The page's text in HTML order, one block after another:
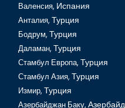
Уникальный
Валенсия, Испания
Анталия, Турция
Бодрум, Турция
Даламан, Турция
Стамбул Европа, Турция
Стамбул Азия, Турция
Измир, Турция
Азербайджан Баку,